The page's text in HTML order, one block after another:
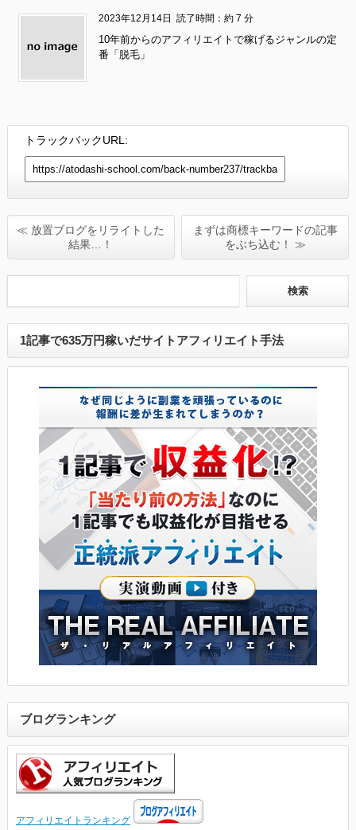
2023年12月14日読了時間：約 7 分
10年前からのアフィリエイトで稼げるジャンルの定
番「脱毛」
トラックバックURL:
≪ 放置ブログをリライトした
結果…！
まずは商標キーワードの記事
をぶち込む！ ≫
1記事で635万円稼いだサイトアフィリエイト手法
ブログランキング
アフィリエイトランキング